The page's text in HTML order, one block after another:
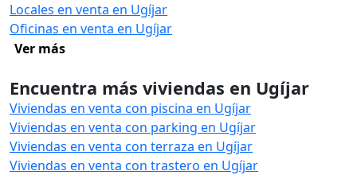
Locales en venta en Ugíjar
Oficinas en venta en Ugíjar
Ver más
Encuentra más viviendas en Ugíjar
Viviendas en venta con piscina en Ugíjar
Viviendas en venta con parking en Ugíjar
Viviendas en venta con terraza en Ugíjar
Viviendas en venta con trastero en Ugíjar